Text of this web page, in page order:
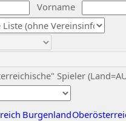
Vorname
Spieler
Burgenland